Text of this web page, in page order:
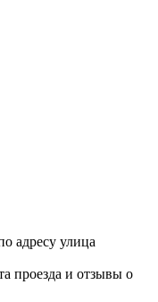
адресу улица
проезда и отзывы о